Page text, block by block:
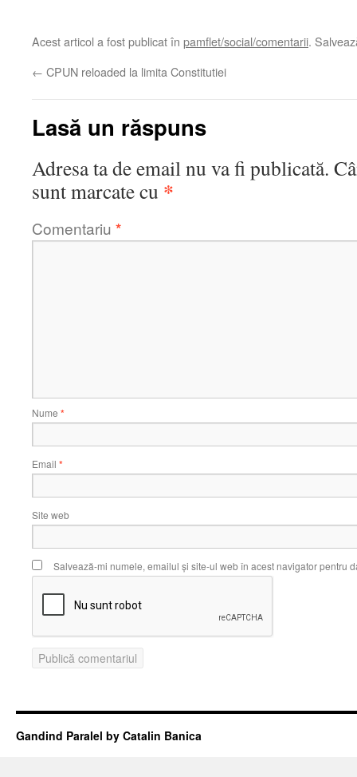
Acest articol a fost publicat în pamflet/social/comentarii.
← CPUN reloaded la limita Constitutiei
Lasă un răspuns
Adresa ta de email nu va fi publicată.
sunt marcate cu *
Comentariu *
Nume *
Email *
Site web
Salvează-mi numele, emailul și site-ul web în acest navigator pentru
Gandind Paralel by Catalin Banica